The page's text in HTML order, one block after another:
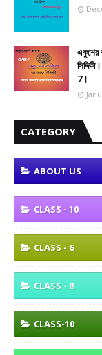
একুশের
7।
CATEGORY
ABOUT US
CLASS - 10
CLASS - 6
CLASS - 8
CLASS-10